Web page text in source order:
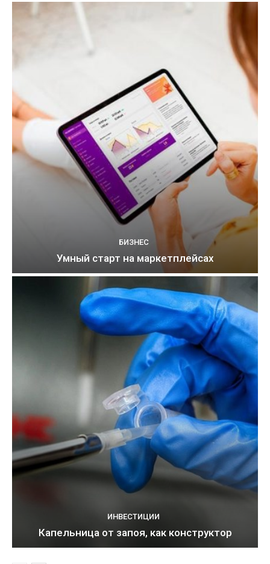
БИЗНЕС
Умный старт на маркетплейсах
ИНВЕСТИЦИИ
Капельница от запоя, как конструктор